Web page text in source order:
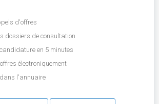
d'offres
dossiers de consultation
en 5 minutes
électroniquement
l'annuaire